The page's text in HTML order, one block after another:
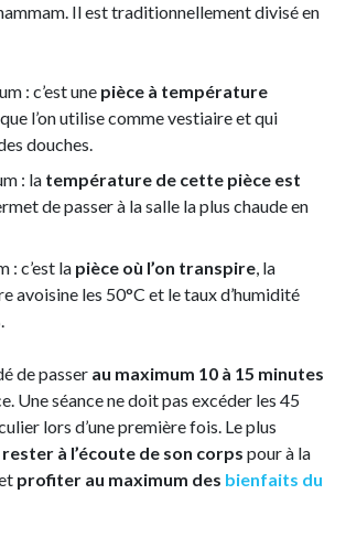
Il est traditionnellement divisé en
: c’est une pièce à température
que l’on utilise comme vestiaire et qui
douches.
: la température de cette pièce est
de passer à la salle la plus chaude en
: c’est la pièce où l’on transpire, la
avoisine les 50°C et le taux d’humidité
de passer au maximum 10 à 15 minutes
Une séance ne doit pas excéder les 45
lors d’une première fois. Le plus
rester à l’écoute de son corps pour à la
profiter au maximum des bienfaits du